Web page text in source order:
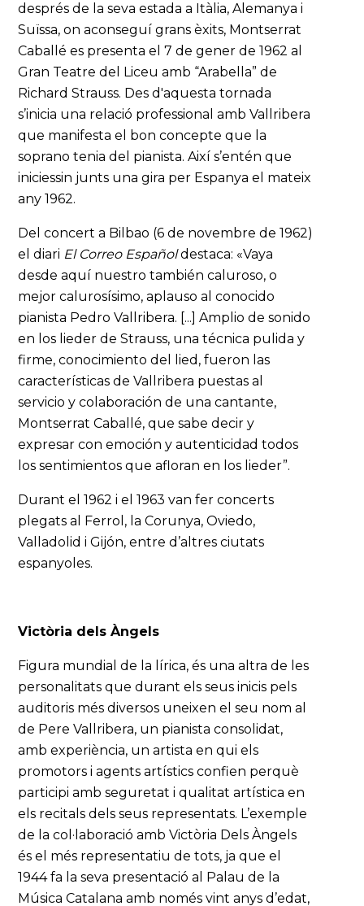
després de la seva estada a Itàlia, Alemanya i
Suïssa, on aconseguí grans èxits, Montserrat
Caballé es presenta el 7 de gener de 1962 al
Gran Teatre del Liceu amb “Arabella” de
Richard Strauss. Des d'aquesta tornada
s’inicia una relació professional amb Vallribera
que manifesta el bon concepte que la
soprano tenia del pianista. Així s’entén que
iniciessin junts una gira per Espanya el mateix
any 1962.
Del concert a Bilbao (6 de novembre de 1962)
el diari El Correo Españoldestaca: «Vaya
desde aquí nuestro también caluroso, o
mejor calurosísimo, aplauso al conocido
pianista Pedro Vallribera. [...] Amplio de sonido
en los lieder de Strauss, una técnica pulida y
firme, conocimiento del lied, fueron las
características de Vallribera puestas al
servicio y colaboración de una cantante,
Montserrat Caballé, que sabe decir y
expresar con emoción y autenticidad todos
los sentimientos que afloran en los lieder”.
Durant el 1962 i el 1963 van fer concerts
plegats al Ferrol, la Corunya, Oviedo,
Valladolid i Gijón, entre d’altres ciutats
espanyoles.
Victòria dels Àngels
Figura mundial de la lírica, és una altra de les
personalitats que durant els seus inicis pels
auditoris més diversos uneixen el seu nom al
de Pere Vallribera, un pianista consolidat,
amb experiència, un artista en qui els
promotors i agents artístics confien perquè
participi amb seguretat i qualitat artística en
els recitals dels seus representats. L’exemple
de la col·laboració amb Victòria Dels Àngels
és el més representatiu de tots, ja que el
1944 fa la seva presentació al Palau de la
Música Catalana amb només vint anys d’edat,